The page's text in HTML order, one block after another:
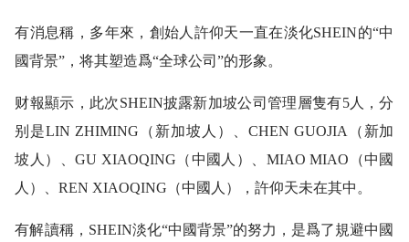
有消息稱，多年來，創始人許仰天一直在淡化SHEIN的“中
國背景”，将其塑造爲“全球公司”的形象。
财報顯示，此次SHEIN披露新加坡公司管理層隻有5人，分
别是LIN ZHIMING（新加坡人）、CHEN GUOJIA（新加
坡人）、GU XIAOQING（中國人）、MIAO MIAO（中國
人）、REN XIAOQING（中國人），許仰天未在其中。
有解讀稱，SHEIN淡化“中國背景”的努力，是爲了規避中國